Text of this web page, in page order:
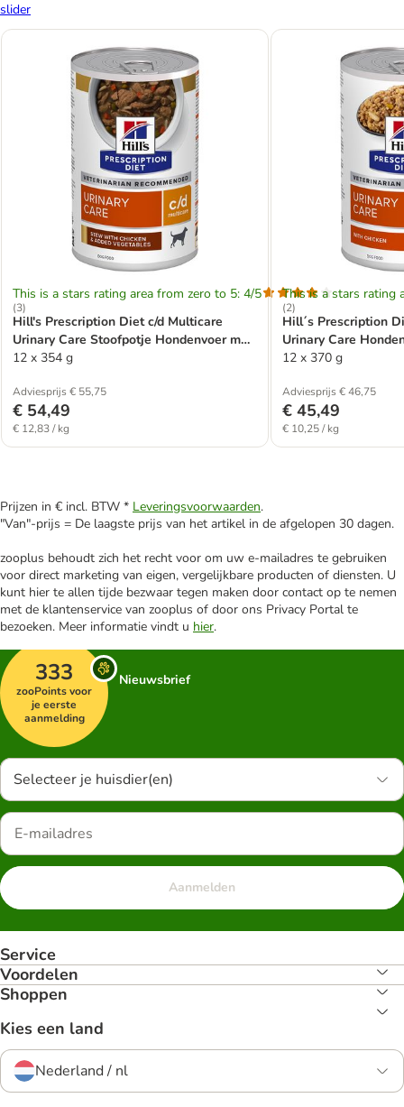
slider
This is a stars rating area from zero to 5: 4/5
(3)
Hill's Prescription Diet c/d Multicare
Urinary Care Stoofpotje Hondenvoer met
Kip
12 x 354 g
Adviesprijs € 55,75
€ 54,49
€ 12,83 / kg
This is a stars rating
(2)
Hill´s Prescription
Urinary Care
12 x 370 g
Adviesprijs € 46,75
€ 45,49
€ 10,25 / kg
Prijzen in € incl. BTW * Leveringsvoorwaarden.
"Van"-prijs = De laagste prijs van het artikel in de afgelopen 30 dagen.
zooplus behoudt zich het recht voor om uw e-mailadres te gebruiken
voor direct marketing van eigen, vergelijkbare producten of diensten. U
kunt hier te allen tijde bezwaar tegen maken door contact op te nemen
met de klantenservice van zooplus of door ons Privacy Portal te
bezoeken. Meer informatie vindt u hier.
333
zooPoints voor
je eerste
aanmelding
Nieuwsbrief
Selecteer je huisdier(en)
Aanmelden
Service
Voordelen
Shoppen
Kies een land
Nederland / nl